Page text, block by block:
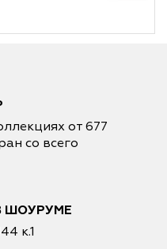
от 677
со всего
ШОУРУМЕ
к.1